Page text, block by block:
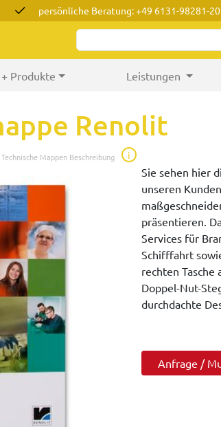
persönliche Beratung: +49 6131-98281-20
Produkte Leistungen
Renolit
Technische Mappen Beschreibung i
Sie sehen hier
unseren
präsentieren.
Services für
Schifffahrt
rechten
Doppel-Nut-
durchdachte
Anfrage /